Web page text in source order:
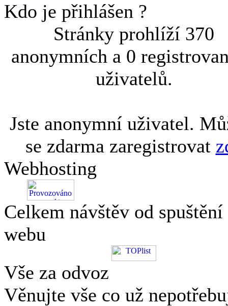
Kdo je přihlášen ?
Stránky prohlíží 370
anonymních a 0
uživatelů.
Jste anonymní uživatel.
se zdarma zaregistrovat
Webhosting
Celkem návštěv od spuštění
webu
Vše za odvoz
Věnujte vše co už